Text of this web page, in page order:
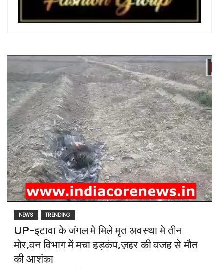
NEWS TRENDING
UP-इटावा के जंगल मे मिले मृत अवस्था मे तीन
मोर,वन विभाग में मचा हड़कंप,ज़हर की वजह से मौत
की आशंका